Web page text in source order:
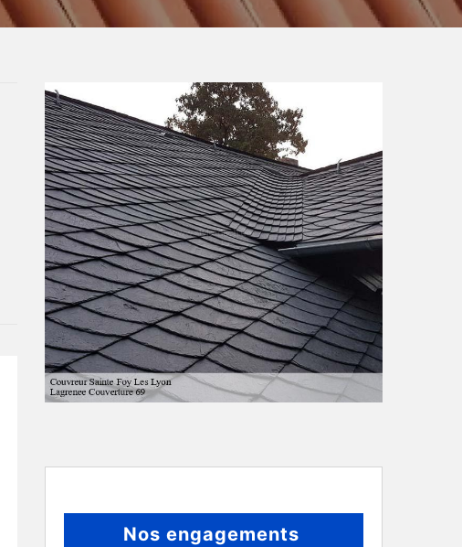
Nos engagements